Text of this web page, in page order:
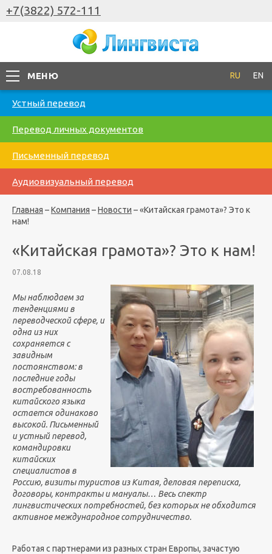
+7(3822) 572-111
МЕНЮ RU EN
Устный перевод
Перевод личных документов
Письменный перевод
Аудиовизуальный перевод
Главная –Компания –Новости –«Китайская грамота»? Это к
нам!
«Китайская грамота»? Это к нам!
07.08.18
Мы наблюдаем за
тенденциями в
переводческой сфере, и
одна из них
сохраняется с
завидным
постоянством: в
последние годы
востребованность
китайского языка
остается одинаково
высокой. Письменный
и устный перевод,
командировки
китайских
специалистов в
Россию, визиты туристов из Китая, деловая переписка,
договоры, контракты и мануалы… Весь спектр
лингвистических потребностей, без которых не обходится
активное международное сотрудничество.
Работая с партнерами из разных стран Европы, зачастую